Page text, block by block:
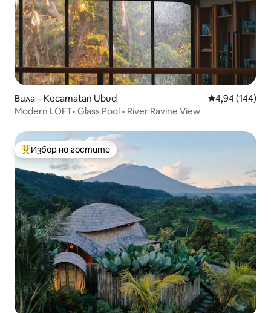
Вила – Kecamatan Ubud Средна
4,94 (144)
Modern LOFT• Glass Pool • River Ravine View
Най-популярен избор на гостите
Избор на гостите